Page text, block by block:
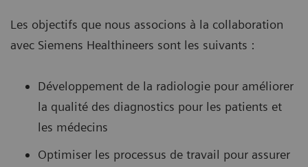
Les objectifs que nous associons à la collaboration
avec Siemens Healthineers sont les suivants :
Développement de la radiologie pour améliorer
la qualité des diagnostics pour les patients et
les médecins
Optimiser les processus de travail pour assurer